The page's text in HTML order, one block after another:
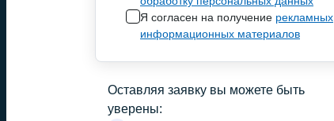
Я согласен на получение рекламных
информационных материалов
Оставляя заявку вы можете быть
уверены: